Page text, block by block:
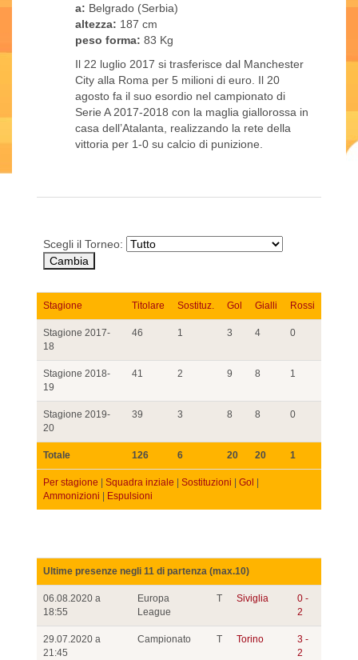
a: Belgrado (Serbia)
altezza: 187 cm
peso forma: 83 Kg
Il 22 luglio 2017 si trasferisce dal Manchester
City alla Roma per 5 milioni di euro. Il 20
agosto fa il suo esordio nel campionato di
Serie A 2017-2018 con la maglia giallorossa in
casa dell’Atalanta, realizzando la rete della
vittoria per 1-0 su calcio di punizione.
Scegli il Torneo:
Stagione Titolare Sostituz. Gol Gialli Rossi
Stagione 2017-
18
46 1 3 4 0
Stagione 2018-
19
41 2 9 8 1
Stagione 2019-
20
39 3 8 8 0
Totale 126 6 20 20 1
Per stagione Squadra inziale Sostituzioni Gol
Ammonizioni
Espulsioni
Ultime presenze negli 11 di partenza (max.10)
06.08.2020 a
18:55
Europa
League
T Siviglia
0 -
2
29.07.2020 a
21:45
Campionato T Torino
3 -
2